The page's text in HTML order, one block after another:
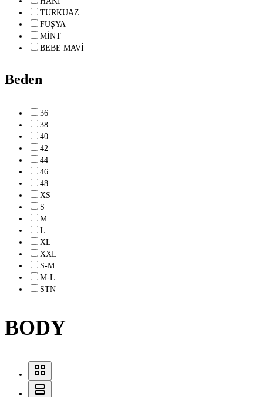
TURKUAZ
FUŞYA
MİNT
BEBE MAVİ
Beden
36
38
40
42
44
46
48
XS
S
M
L
XL
XXL
S-M
M-L
STN
BODY